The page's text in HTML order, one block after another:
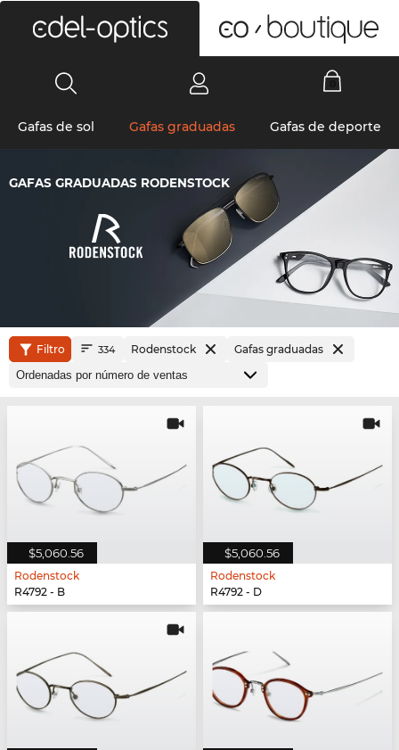
Gafas de sol Gafas graduadas Gafas de deporte
GAFAS GRADUADAS RODENSTOCK
Filtro 334 Rodenstock Gafas graduadas
$5,060.56
Rodenstock
R4792 - B
$5,060.56
Rodenstock
R4792 - D